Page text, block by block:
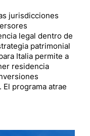
jurisdicciones
legal dentro de
patrimonial
Italia permite a
residencia
programa atrae